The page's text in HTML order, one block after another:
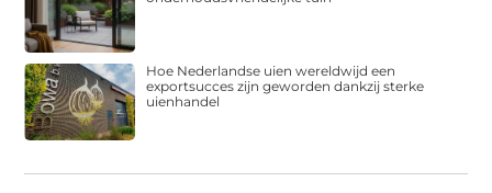
Hoe Nederlandse uien wereldwijd een
exportsucces zijn geworden dankzij sterke
uienhandel